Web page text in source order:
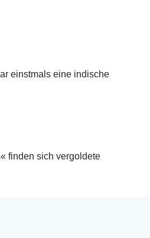
einstmals eine indische
finden sich vergoldete